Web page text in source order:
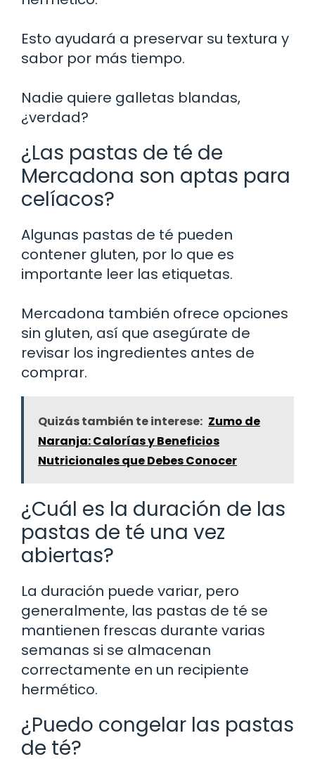
Esto ayudará a preservar su textura y
sabor por más tiempo.
Nadie quiere galletas blandas,
¿verdad?
¿Las pastas de té de
Mercadona son aptas para
celíacos?
Algunas pastas de té pueden
contener gluten, por lo que es
importante leer las etiquetas.
Mercadona también ofrece opciones
sin gluten, así que asegúrate de
revisar los ingredientes antes de
comprar.
Quizás también te interese: Zumo de
Naranja: Calorías y Beneficios
Nutricionales que Debes Conocer
¿Cuál es la duración de las
pastas de té una vez
abiertas?
La duración puede variar, pero
generalmente, las pastas de té se
mantienen frescas durante varias
semanas si se almacenan
correctamente en un recipiente
hermético.
¿Puedo congelar las pastas
de té?